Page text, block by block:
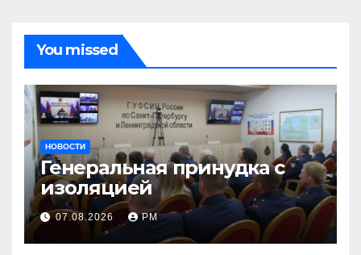
You missed
НОВОСТИ
Генеральная принудка с
изоляцией
07.08.2026 РМ